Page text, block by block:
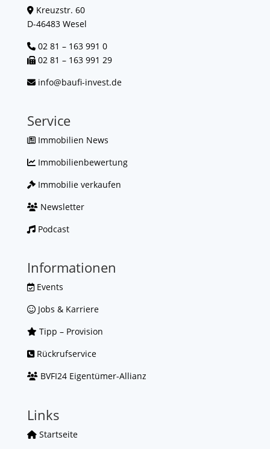
Kreuzstr. 60
D-46483 Wesel
02 81 – 163 991 0
02 81 – 163 991 29
info@baufi-invest.de
Service
Immobilien News
Immobilienbewertung
Immobilie verkaufen
Newsletter
Podcast
Informationen
Events
Jobs & Karriere
Tipp – Provision
Rückrufservice
BVFI24 Eigentümer-Allianz
Links
Startseite